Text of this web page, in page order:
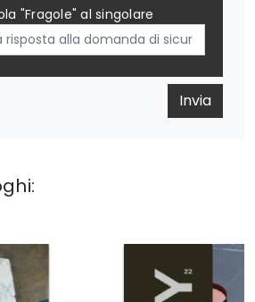
"Fragole" al singolare
Invia